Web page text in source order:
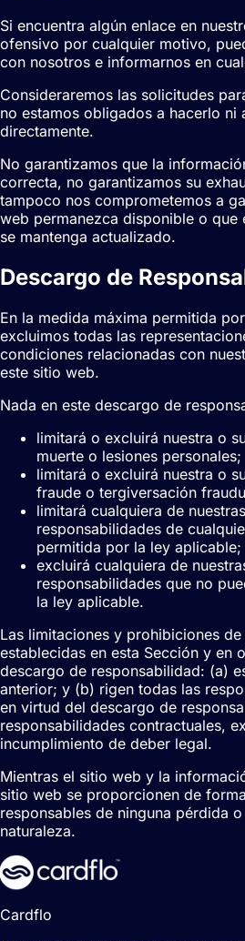
Si encuentra algún enlace en
ofensivo por cualquier motivo,
con nosotros e informarnos en
Consideraremos las solicitudes
no estamos obligados a hacerlo ni
directamente.
No garantizamos que la
correcta, no garantizamos su
tampoco nos comprometemos a
web permanezca disponible o que
se mantenga actualizado.
Descargo de
En la medida máxima permitida
excluimos todas las
condiciones relacionadas con
este sitio web.
Nada en este descargo de
limitará o excluirá nuestra o
muerte o lesiones personales;
limitará o excluirá nuestra o
fraude o tergiversación
limitará cualquiera de
responsabilidades de
permitida por la ley aplicable;
excluirá cualquiera de
responsabilidades que no
la ley aplicable.
Las limitaciones y prohibiciones
establecidas en esta Sección y en
descargo de responsabilidad: (a)
anterior; y (b) rigen todas las
en virtud del descargo de
responsabilidades contractuales,
incumplimiento de deber legal.
Mientras el sitio web y la
sitio web se proporcionen de
responsables de ninguna pérdida
naturaleza.
Cardflo